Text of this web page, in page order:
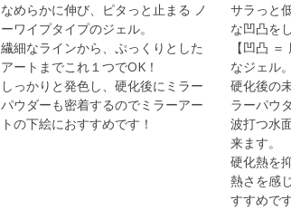
なめらかに伸び、ピタっと止まる ノ
ーワイプタイプのジェル。
繊細なラインから、ぷっくりとした
アートまでこれ１つでOK！
しっかりと発色し、硬化後にミラー
パウダーも密着するのでミラーアー
トの下絵におすすめです！
サラっと
な凹凸を
【凹凸
なジェル。
硬化後の
ラーパウ
波打つ水
来ます。
硬化熱を
熱さを感
すすめで